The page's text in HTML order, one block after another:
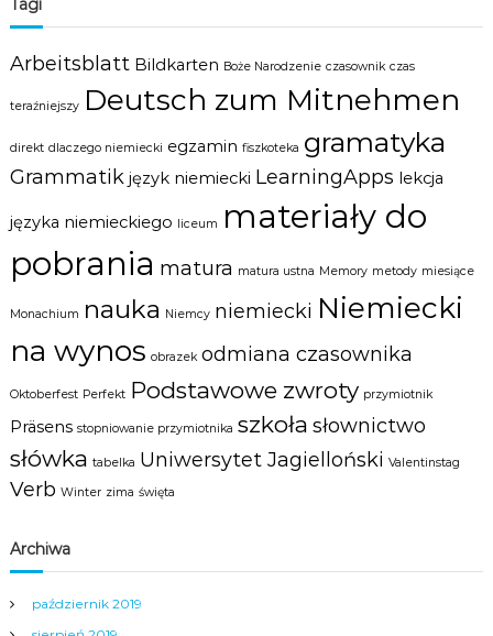
Tagi
Arbeitsblatt Bildkarten Boże Narodzenie czasownik czas
teraźniejszy Deutsch zum Mitnehmen
direkt dlaczego niemiecki egzamin fiszkoteka gramatyka
Grammatik język niemiecki LearningApps lekcja
języka niemieckiego liceum
materiały do
pobrania matura matura ustna Memory metody miesiące
Monachium nauka Niemcy niemiecki Niemiecki
na wynos obrazek odmiana czasownika
Oktoberfest Perfekt Podstawowe zwroty przymiotnik
Präsens stopniowanie przymiotnika szkoła słownictwo
słówka tabelka Uniwersytet Jagielloński Valentinstag
Verb Winter zima święta
Archiwa
październik 2019